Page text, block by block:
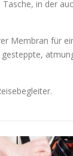
in der
Membran für